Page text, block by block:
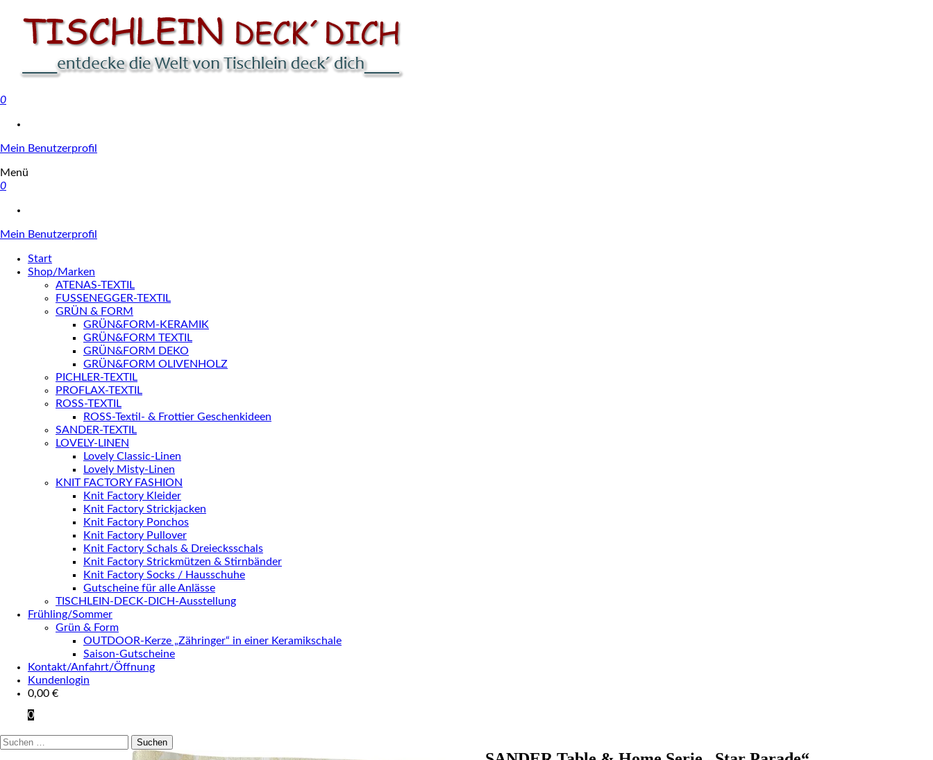
0
Mein Benutzerprofil
Menü
0
Mein Benutzerprofil
Start
Shop/Marken
ATENAS-TEXTIL
FUSSENEGGER-TEXTIL
GRÜN & FORM
GRÜN&FORM-KERAMIK
GRÜN&FORM TEXTIL
GRÜN&FORM DEKO
GRÜN&FORM OLIVENHOLZ
PICHLER-TEXTIL
PROFLAX-TEXTIL
ROSS-TEXTIL
ROSS-Textil- & Frottier Geschenkideen
SANDER-TEXTIL
LOVELY-LINEN
Lovely Classic-Linen
Lovely Misty-Linen
KNIT FACTORY FASHION
Knit Factory Kleider
Knit Factory Strickjacken
Knit Factory Ponchos
Knit Factory Pullover
Knit Factory Schals & Dreiecksschals
Knit Factory Strickmützen & Stirnbänder
Knit Factory Socks / Hausschuhe
Gutscheine für alle Anlässe
TISCHLEIN-DECK-DICH-Ausstellung
Frühling/Sommer
Grün & Form
OUTDOOR-Kerze „Zähringer“ in einer Keramikschale
Saison-Gutscheine
Kontakt/Anfahrt/Öffnung
Kundenlogin
0,00 €
0
Suchen